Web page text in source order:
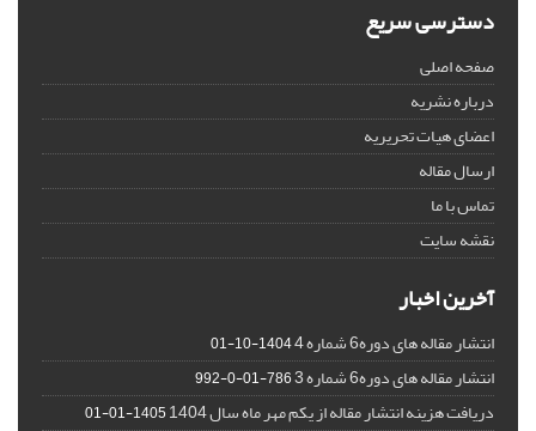
دسترسی سریع
صفحه اصلی
درباره نشریه
اعضای هیات تحریریه
ارسال مقاله
تماس با ما
نقشه سایت
آخرین اخبار
انتشار مقاله های دوره6 شماره 4 1404-10-01
انتشار مقاله های دوره6 شماره 3 786-01-0-992
دریافت هزینه انتشار مقاله از یکم مهر ماه سال 1404 1405-01-01